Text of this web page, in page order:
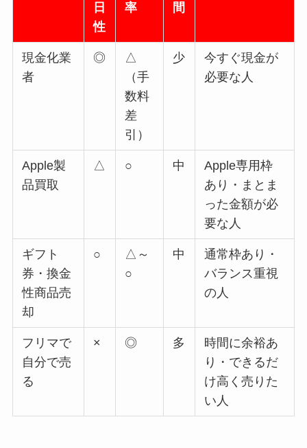
日
性
率
間
現金化業
者
◎
△
（手
数料
差
引）
少
今すぐ現金が
必要な人
Apple製
品買取
△ ○ 中
Apple専用枠
あり・まとま
った金額が必
要な人
ギフト
券・換金
性商品売
却
○
△～
○
中
通常枠あり・
バランス重視
の人
フリマで
自分で売
る
× ◎ 多
時間に余裕あ
り・できるだ
け高く売りた
い人